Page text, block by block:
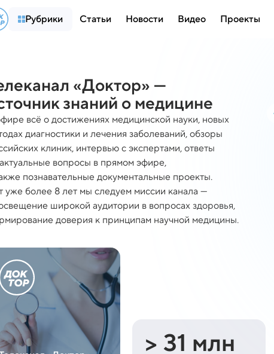
Рубрики Статьи Новости Видео Проекты
«Доктор» —
знаний о медицине
всё о достижениях медицинской науки, новых
диагностики и лечения заболеваний, обзоры
клиник, интервью с экспертами, ответы
вопросы в прямом эфире,
познавательные документальные проекты.
уже более 8 лет мы следуем миссии канала —
широкой аудитории в вопросах здоровья,
доверия к принципам научной медицины.
> 31 млн